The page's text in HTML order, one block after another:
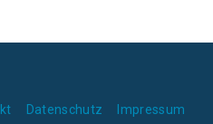
Datenschutz
Impressum